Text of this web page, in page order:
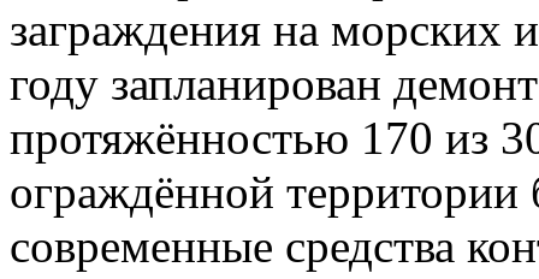
заграждения на морских
году запланирован
протяжённостью 170 из
ограждённой территории
современные средства